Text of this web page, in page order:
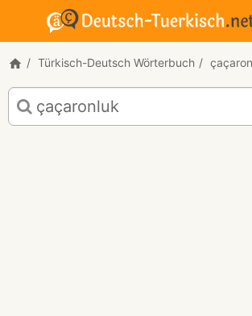
Türkisch-Deutsch Wörterbuch
Türkisch-
Deutsch
Übersetzung